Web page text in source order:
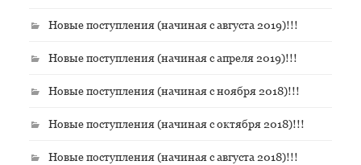
Новые поступления (начиная с августа 2019)!!!
Новые поступления (начиная с апреля 2019)!!!
Новые поступления (начиная с ноября 2018)!!!
Новые поступления (начиная с октября 2018)!!!
Новые поступления (начиная с августа 2018)!!!